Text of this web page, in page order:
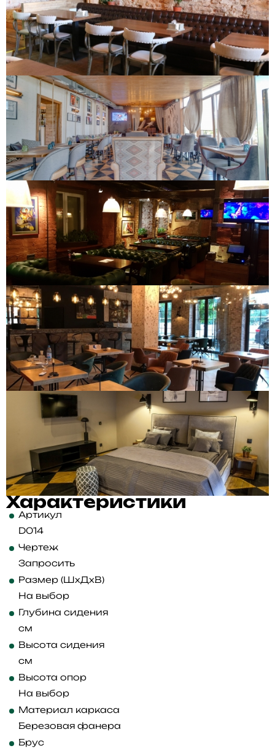
Характеристики
Артикул
D014
Чертеж
Запросить
Размер (ШхДхВ)
На выбор
Глубина сидения
см
Высота сидения
см
Высота опор
На выбор
Материал каркаса
Березовая фанера
Брус